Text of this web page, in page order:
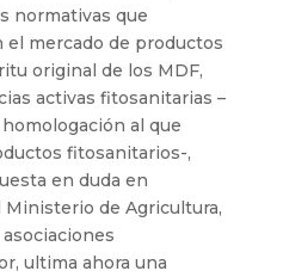
normativas que
mercado de productos
original de los MDF,
activas fitosanitarias –
al que
fitosanitarios-,
en duda en
de Agricultura,
ultima ahora una